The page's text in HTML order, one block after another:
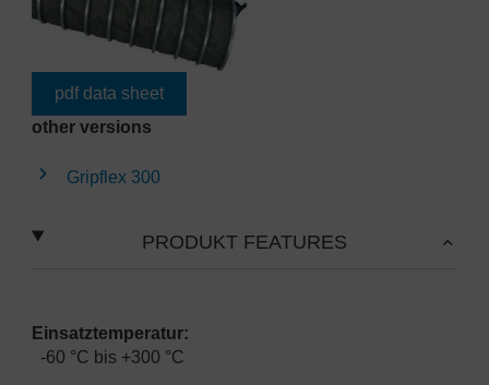
pdf data sheet
other versions
Gripflex 300
PRODUKT FEATURES
Einsatztemperatur:
-60 °C bis +300 °C